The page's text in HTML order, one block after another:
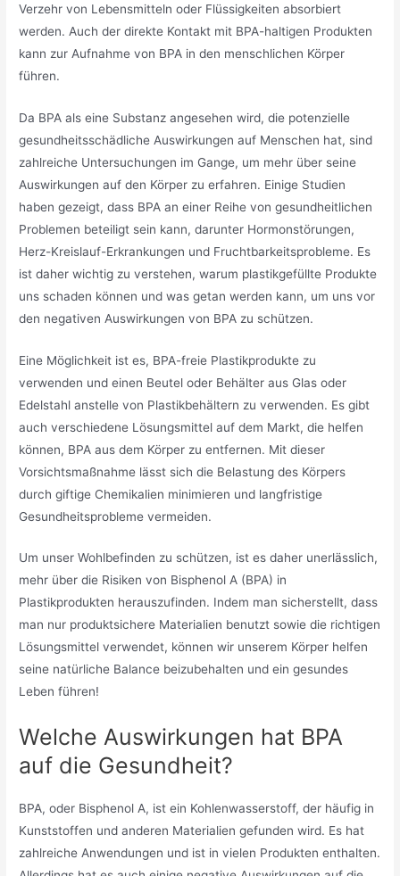
Verzehr von Lebensmitteln oder Flüssigkeiten absorbiert
werden. Auch der direkte Kontakt mit BPA-haltigen Produkten
kann zur Aufnahme von BPA in den menschlichen Körper
führen.
Da BPA als eine Substanz angesehen wird, die potenzielle
gesundheitsschädliche Auswirkungen auf Menschen hat, sind
zahlreiche Untersuchungen im Gange, um mehr über seine
Auswirkungen auf den Körper zu erfahren. Einige Studien
haben gezeigt, dass BPA an einer Reihe von gesundheitlichen
Problemen beteiligt sein kann, darunter Hormonstörungen,
Herz-Kreislauf-Erkrankungen und Fruchtbarkeitsprobleme. Es
ist daher wichtig zu verstehen, warum plastikgefüllte Produkte
uns schaden können und was getan werden kann, um uns vor
den negativen Auswirkungen von BPA zu schützen.
Eine Möglichkeit ist es, BPA-freie Plastikprodukte zu
verwenden und einen Beutel oder Behälter aus Glas oder
Edelstahl anstelle von Plastikbehältern zu verwenden. Es gibt
auch verschiedene Lösungsmittel auf dem Markt, die helfen
können, BPA aus dem Körper zu entfernen. Mit dieser
Vorsichtsmaßnahme lässt sich die Belastung des Körpers
durch giftige Chemikalien minimieren und langfristige
Gesundheitsprobleme vermeiden.
Um unser Wohlbefinden zu schützen, ist es daher unerlässlich,
mehr über die Risiken von Bisphenol A (BPA) in
Plastikprodukten herauszufinden. Indem man sicherstellt, dass
man nur produktsichere Materialien benutzt sowie die richtigen
Lösungsmittel verwendet, können wir unserem Körper helfen
seine natürliche Balance beizubehalten und ein gesundes
Leben führen!
Welche Auswirkungen hat BPA
auf die Gesundheit?
BPA, oder Bisphenol A, ist ein Kohlenwasserstoff, der häufig in
Kunststoffen und anderen Materialien gefunden wird. Es hat
zahlreiche Anwendungen und ist in vielen Produkten enthalten.